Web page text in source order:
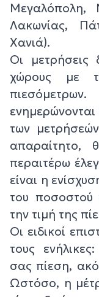
Μεγαλόπολη,
Λακωνίας,
Χανιά).
Οι μετρήσεις
χώρους με
των
απαραίτητο,
περαιτέρω
είναι η
του ποσοστού
την τιμή της
Οι ειδικοί
τους
σας πίεση,
Ωστόσο, η